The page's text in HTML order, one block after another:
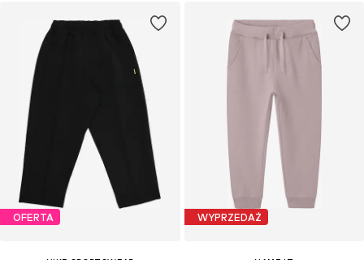
OFERTA WYPRZEDAŻ